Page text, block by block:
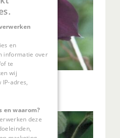
Queen'
en
informatie over
te
wij
IP-adres,
en waarom?
deze